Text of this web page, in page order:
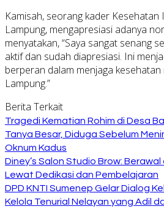
Kamisah, seorang kader Kesehatan
Lampung, mengapresiasi adanya
menyatakan, “Saya sangat senang
aktif dan sudah diapresiasi. Ini
berperan dalam menjaga
Lampung.”
Berita Terkait
Tragedi Kematian Rohim di Desa
Tanya Besar, Diduga Sebelum
Oknum Kadus
Diney’s Salon Studio Brow: Berawal
Lewat Dedikasi dan Pembelajaran
DPD KNTI Sumenep Gelar Dialog
Kelola Tenurial Nelayan yang Adil